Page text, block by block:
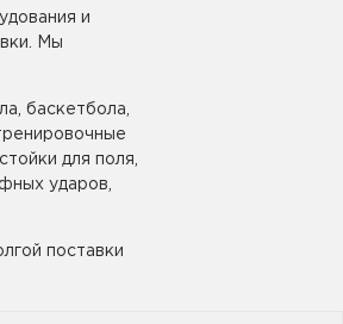
и
Мы
баскетбола,
для поля,
ударов,
поставки